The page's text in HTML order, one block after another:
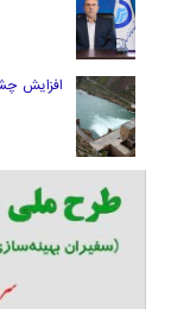
افزایش